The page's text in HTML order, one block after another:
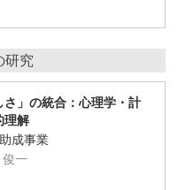
研究
」の統合：心理学・計
理解
成事業
一